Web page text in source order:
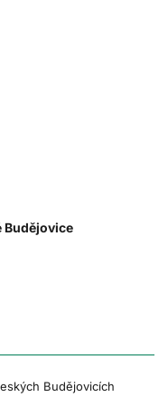
Budějovice
Budějovicích